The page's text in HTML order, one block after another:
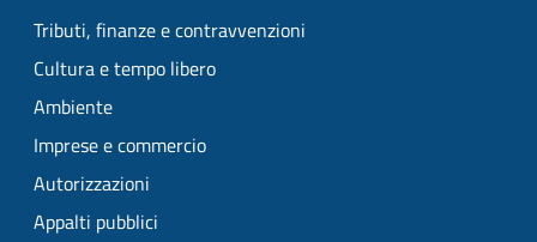
Tributi, finanze e contravvenzioni
Cultura e tempo libero
Ambiente
Imprese e commercio
Autorizzazioni
Appalti pubblici